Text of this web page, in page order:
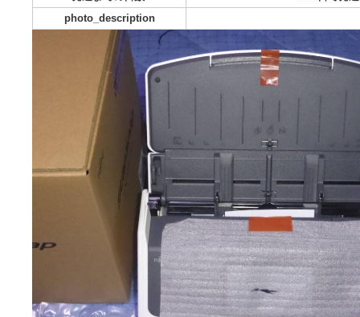
配送料の負担:
配送の方法:
発送元の地域:
発送までの日数:
photo_description